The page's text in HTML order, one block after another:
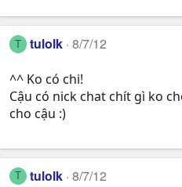
T tulolk 8/7/12
^^ Ko có chi!
Cậu có nick chat chít gì ko
cho cậu :)
T tulolk 8/7/12